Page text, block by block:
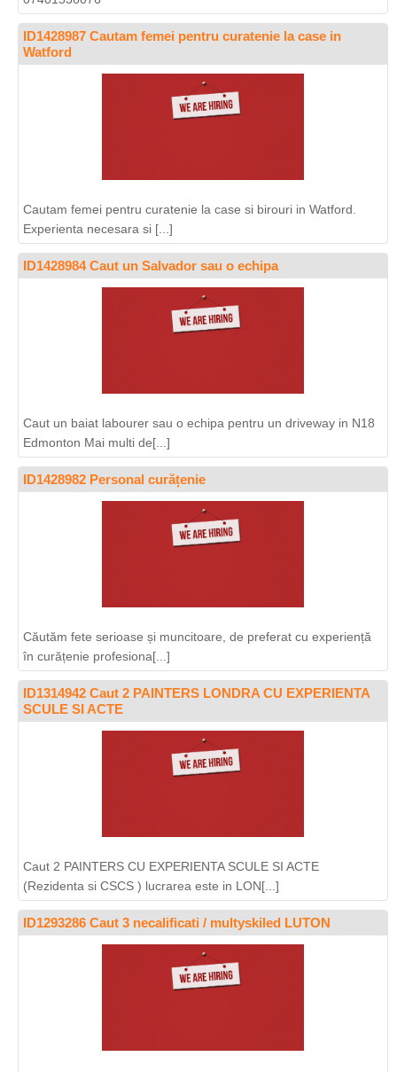
ID1428987 Cautam femei pentru curatenie la case in
Watford
Cautam femei pentru curatenie la case si birouri in Watford.
Experienta necesara si [...]
ID1428984 Caut un Salvador sau o echipa
Caut un baiat labourer sau o echipa pentru un driveway in N18
Edmonton Mai multi de[...]
ID1428982 Personal curățenie
Căutăm fete serioase și muncitoare, de preferat cu experiență
în curățenie profesiona[...]
ID1314942 Caut 2 PAINTERS LONDRA CU EXPERIENTA
SCULE SI ACTE
Caut 2 PAINTERS CU EXPERIENTA SCULE SI ACTE
(Rezidenta si CSCS ) lucrarea este in LON[...]
ID1293286 Caut 3 necalificati / multyskiled LUTON